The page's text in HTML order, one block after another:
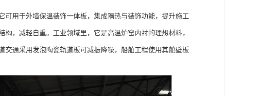
用于外墙保温装饰一体板，集成隔热与装饰功能，提升施工
，减轻自重。工业领域里，它是高温炉窑内衬的理想材料，
通采用发泡陶瓷轨道板可减振降噪，船舶工程使用其舱壁板